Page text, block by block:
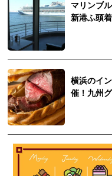
マリンブ
新港ふ頭
横浜のイ
催！九州